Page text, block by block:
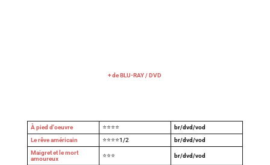
+ de BLU-RAY / DVD
À pied d'oeuvre ⭐⭐⭐⭐
br/dvd/vod
Le rêve américain
⭐⭐⭐⭐1/2
br/dvd/vod
Maigret et le mort
amoureux
⭐⭐⭐ br/dvd/vod